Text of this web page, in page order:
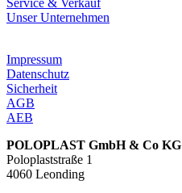
Service & Verkauf
Unser Unternehmen
Impressum
Datenschutz
Sicherheit
AGB
AEB
POLOPLAST GmbH & Co KG
Poloplaststraße 1
4060 Leonding